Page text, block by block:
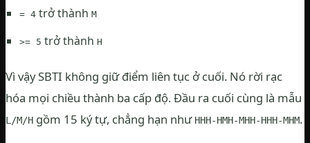
= 4 trở thành M
>= 5 trở thành H
Vì vậy SBTI không giữ điểm liên tục ở cuối. Nó rời rạc
hóa mọi chiều thành ba cấp độ. Đầu ra cuối cùng là mẫu
L/M/H gồm 15 ký tự, chẳng hạn như HHH-HMH-MHH-HHH-MHM.